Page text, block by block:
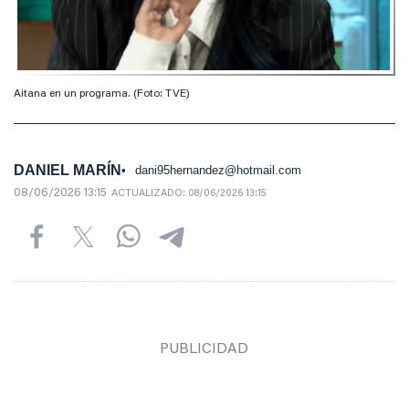
Aitana en un programa. (Foto: TVE)
DANIEL MARÍN dani95hernandez@hotmail.com
08/06/2026 13:15 ACTUALIZADO: 08/06/2026 13:15